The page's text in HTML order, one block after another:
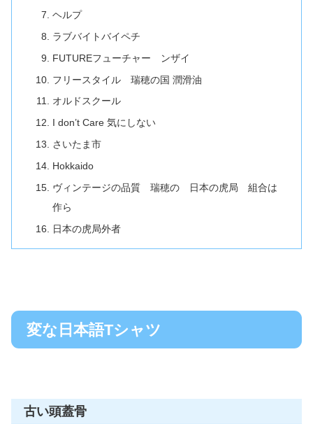
ヘルプ
ラブバイトバイペチ
FUTUREフューチャー ンザイ
フリースタイル 瑞穂の国 潤滑油
オルドスクール
I don’t Care 気にしない
さいたま市
Hokkaido
ヴィンテージの品質 瑞穂の 日本の虎局 組合は
作ら
日本の虎局外者
変な日本語Tシャツ
古い頭蓋骨